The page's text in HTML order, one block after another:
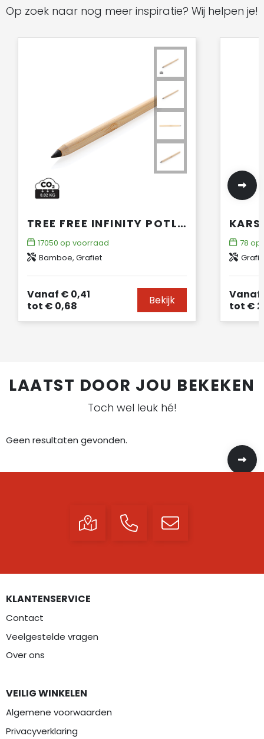
Op zoek naar nog meer inspiratie? Wij helpen je!
TREE FREE INFINITY POTLOOD
17050 op voorraad
Bamboe, Grafiet
Vanaf € 0,41
tot € 0,68 Bekijk
78 op
Vanaf
tot €
LAATST DOOR JOU BEKEKEN
Toch wel leuk hé!
Geen resultaten gevonden.
KLANTENSERVICE
Contact
Veelgestelde vragen
Over ons
VEILIG WINKELEN
Algemene voorwaarden
Privacyverklaring